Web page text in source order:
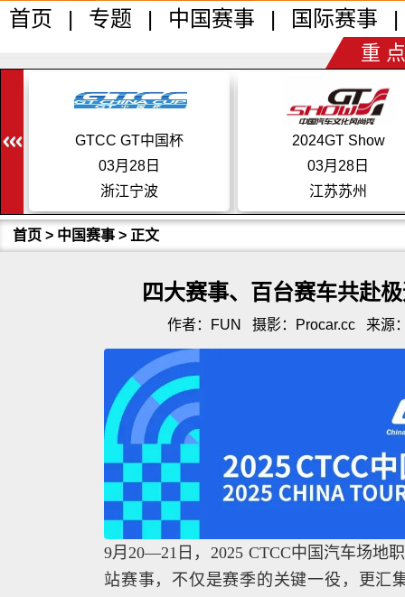
首页 | 专题 | 中国赛事 | 国际赛事 |
重
GTCC GT中国杯
03月28日
浙江宁波
2024GT Show
03月28日
江苏苏州
首页 > 中国赛事 > 正文
四大赛事、百台赛车共赴
作者：FUN 摄影：Procar.cc 来源
9月20—21日，2025 CTCC中国汽车场地
站赛事，不仅是赛季的关键一役，更汇